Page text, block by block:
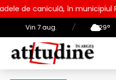
Vin 7 aug. / 29°
în municipiul Pitești!